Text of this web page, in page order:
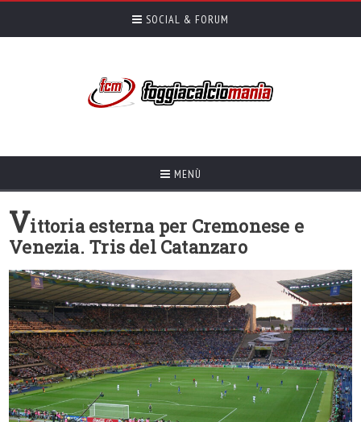
SOCIAL & FORUM
MENÙ
Vittoria esterna per Cremonese e
Venezia. Tris del Catanzaro